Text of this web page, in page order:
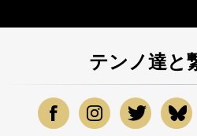
テンノ達と